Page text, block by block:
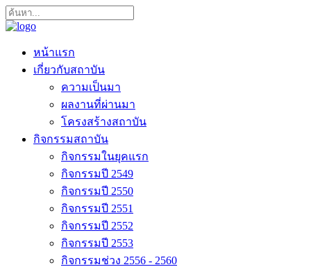
หน้าแรก
เกี่ยวกับสถาบัน
ความเป็นมา
ผลงานที่ผ่านมา
โครงสร้างสถาบัน
กิจกรรมสถาบัน
กิจกรรมในยุคแรก
กิจกรรมปี 2549
กิจกรรมปี 2550
กิจกรรมปี 2551
กิจกรรมปี 2552
กิจกรรมปี 2553
กิจกรรมช่วง 2556 - 2560